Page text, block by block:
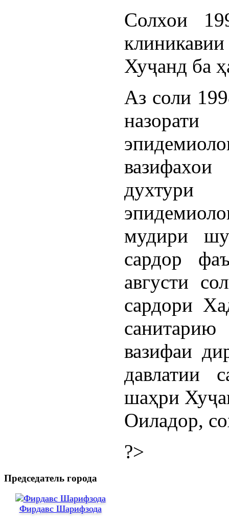
Солхои
Хуҷанд ба
Аз соли
мудири
сардор
августи
сардори
вазифаи
давлатии
шаҳри
Оиладор,
?>
Председатель города
Фирдавс Шарифзода